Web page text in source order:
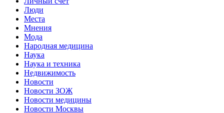
Люди
Места
Мнения
Мода
Народная медицина
Наука
Наука и техника
Недвижимость
Новости
Новости ЗОЖ
Новости медицины
Новости Москвы